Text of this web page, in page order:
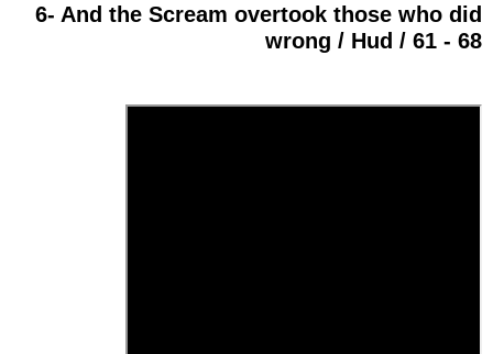
6- And the Scream overtook those who did
wrong / Hud / 61 - 68